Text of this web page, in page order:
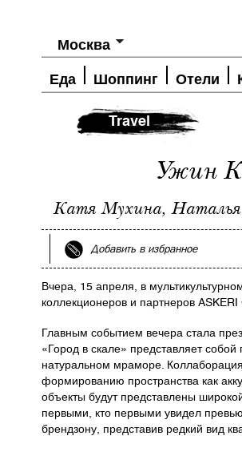
Москва
Еда Шоппинг Отели
Travel
Ужин
Катя Мухина, Наталья
Добавить в избранное
Вчера, 15 апреля, в
коллекционеров и партнеров ASKERI
Главным событием вечера стала
«Город в скале» представляет
натуральном мраморе. Коллаборация
формированию пространства как
объекты будут представлены
первыми, кто первыми увидел
брендзону, представив редкий вид